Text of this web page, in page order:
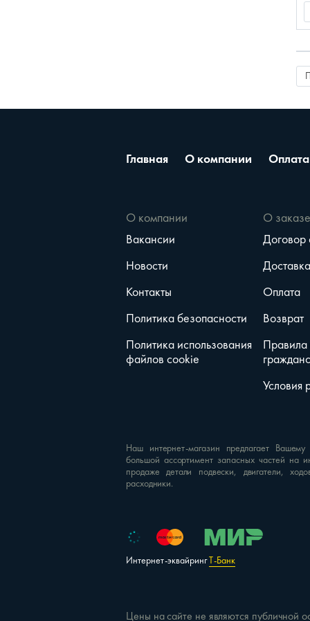
Главная О компании Оплата
О компании
Вакансии
Новости
Контакты
Политика безопасности
Политика использования
файлов cookie
О заказе
Договор
Доставка
Оплата
Возврат
Условия
Наш интернет-магазин предлагает
большой ассортимент запасных частей на
продаже детали подвески, двигатели,
расходники.
Интернет-эквайрингТ-Банк
Цены на сайте не являются публичной